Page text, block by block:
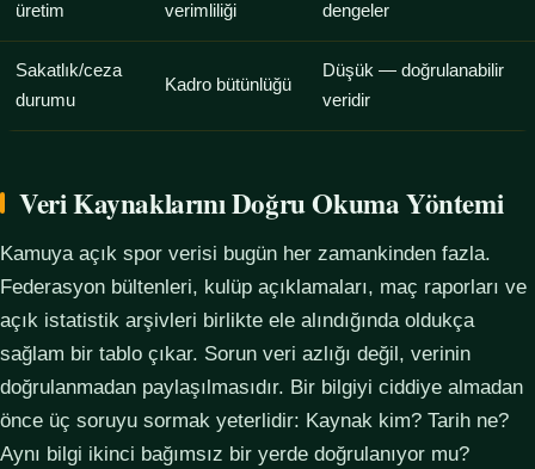
üretim
verimliliği
dengeler
Sakatlık/ceza
durumu
Kadro bütünlüğü
Düşük — doğrulanabilir
veridir
Veri Kaynaklarını Doğru Okuma Yöntemi
Kamuya açık spor verisi bugün her zamankinden fazla.
Federasyon bültenleri, kulüp açıklamaları, maç raporları ve
açık istatistik arşivleri birlikte ele alındığında oldukça
sağlam bir tablo çıkar. Sorun veri azlığı değil, verinin
doğrulanmadan paylaşılmasıdır. Bir bilgiyi ciddiye almadan
önce üç soruyu sormak yeterlidir: Kaynak kim? Tarih ne?
Aynı bilgi ikinci bağımsız bir yerde doğrulanıyor mu?